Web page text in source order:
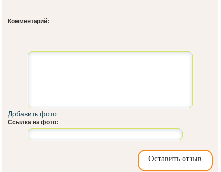
Комментарий:
Добавить фото
Ссылка на фото:
Оставить отзыв